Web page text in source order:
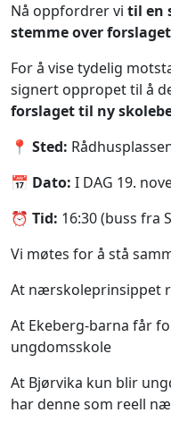
Nå oppfordrer vi til en
stemme over
For å vise tydelig
signert oppropet til å
forslaget til ny
📍 Sted:
📅 Dato: I DAG 19.
⏰ Tid: 16:30 (buss fra
Vi møtes for å stå
At nærskoleprinsippet
At Ekeberg-barna får
ungdomsskole
At Bjørvika kun blir
har denne som reell